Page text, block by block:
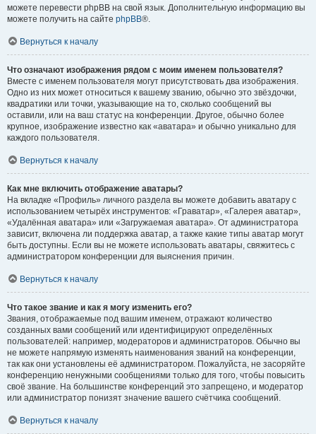
можете перевести phpBB на свой язык. Дополнительную информацию вы
можете получить на сайте phpBB®.
Вернуться к началу
Что означают изображения рядом с моим именем пользователя?
Вместе с именем пользователя могут присутствовать два изображения.
Одно из них может относиться к вашему званию, обычно это звёздочки,
квадратики или точки, указывающие на то, сколько сообщений вы
оставили, или на ваш статус на конференции. Другое, обычно более
крупное, изображение известно как «аватара» и обычно уникально для
каждого пользователя.
Вернуться к началу
Как мне включить отображение аватары?
На вкладке «Профиль» личного раздела вы можете добавить аватару с
использованием четырёх инструментов: «Граватар», «Галерея аватар»,
«Удалённая аватара» или «Загружаемая аватара». От администратора
зависит, включена ли поддержка аватар, а также какие типы аватар могут
быть доступны. Если вы не можете использовать аватары, свяжитесь с
администратором конференции для выяснения причин.
Вернуться к началу
Что такое звание и как я могу изменить его?
Звания, отображаемые под вашим именем, отражают количество
созданных вами сообщений или идентифицируют определённых
пользователей: например, модераторов и администраторов. Обычно вы
не можете напрямую изменять наименования званий на конференции,
так как они установлены её администратором. Пожалуйста, не засоряйте
конференцию ненужными сообщениями только для того, чтобы повысить
своё звание. На большинстве конференций это запрещено, и модератор
или администратор понизят значение вашего счётчика сообщений.
Вернуться к началу